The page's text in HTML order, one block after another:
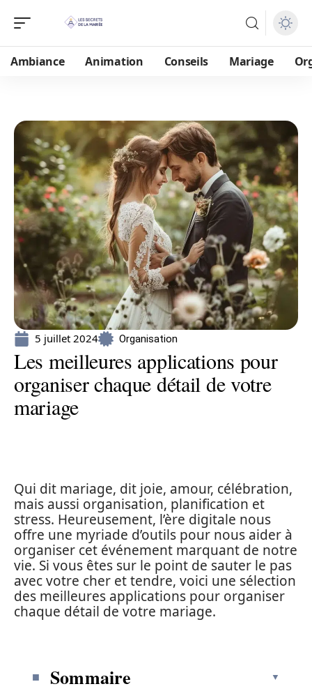
Ambiance Animation Conseils Mariage
5 juillet 2024 Organisation
Les meilleures applications pour
organiser chaque détail de votre
mariage
Qui dit mariage, dit joie, amour, célébration,
mais aussi organisation, planification et
stress. Heureusement, l’ère digitale nous
offre une myriade d’outils pour nous aider à
organiser cet événement marquant de notre
vie. Si vous êtes sur le point de sauter le pas
avec votre cher et tendre, voici une sélection
des meilleures applications pour organiser
chaque détail de votre mariage.
Sommaire